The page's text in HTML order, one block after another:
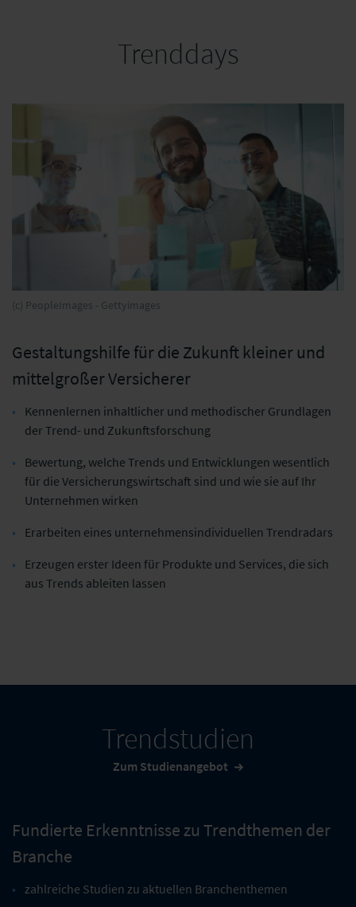
Trenddays
(c) PeopleImages - Gettyimages
Gestaltungshilfe für die Zukunft kleiner und
mittelgroßer Versicherer
Kennenlernen inhaltlicher und methodischer Grundlagen
der Trend- und Zukunftsforschung
Bewertung, welche Trends und Entwicklungen wesentlich
für die Versicherungswirtschaft sind und wie sie auf Ihr
Unternehmen wirken
Erarbeiten eines unternehmensindividuellen Trendradars
Erzeugen erster Ideen für Produkte und Services, die sich
aus Trends ableiten lassen
Trendstudien
Zum Studienangebot
Fundierte Erkenntnisse zu Trendthemen der
Branche
zahlreiche Studien zu aktuellen Branchenthemen